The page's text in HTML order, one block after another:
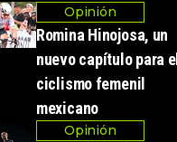
Opinión
Romina Hinojosa, un
nuevo capítulo para el
ciclismo femenil
mexicano
Opinión